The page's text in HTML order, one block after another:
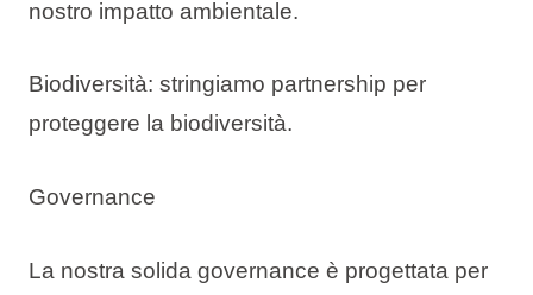
nostro impatto ambientale.
Biodiversità: stringiamo partnership per
proteggere la biodiversità.
Governance
La nostra solida governance è progettata per